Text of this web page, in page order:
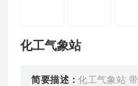
化工气象站
简要描述：化工气象站